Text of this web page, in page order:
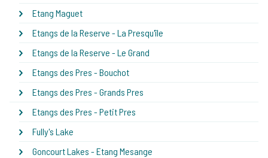
Etang Maguet
Etangs de la Reserve - La Presqu'île
Etangs de la Reserve - Le Grand
Etangs des Pres - Bouchot
Etangs des Pres - Grands Pres
Etangs des Pres - Petit Pres
Fully's Lake
Goncourt Lakes - Etang Mesange